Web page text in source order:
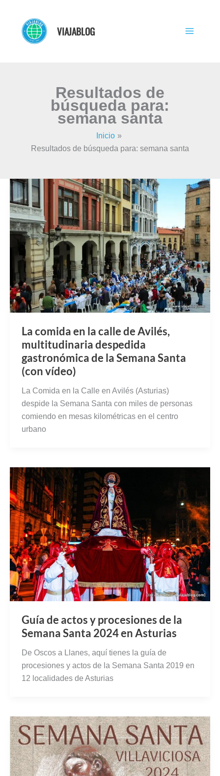
contenido
VIAJABLOG
Resultados de
búsqueda para:
semana santa
Inicio
Resultados de búsqueda para: semana santa
La comida en la calle de Avilés,
multitudinaria despedida
gastronómica de la Semana Santa
(con vídeo)
La Comida en la Calle en Avilés (Asturias)
despide la Semana Santa con miles de personas
comiendo en mesas kilométricas en el centro
urbano
Guía de actos y procesiones de la
Semana Santa 2024 en Asturias
De Oscos a Llanes, aquí tienes la guía de
procesiones y actos de la Semana Santa 2019 en
12 localidades de Asturias